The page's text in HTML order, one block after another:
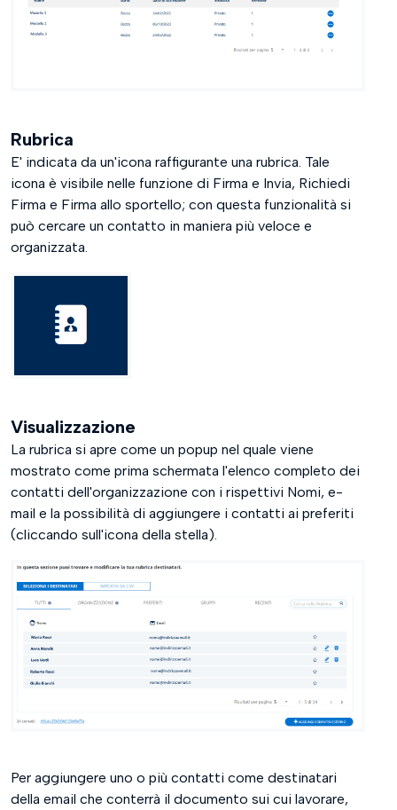
Rubrica
E' indicata da un'icona raffigurante una rubrica. Tale
icona è visibile nelle funzione di Firma e Invia, Richiedi
Firma e Firma allo sportello; con questa funzionalità si
può cercare un contatto in maniera più veloce e
organizzata.
Visualizzazione
La rubrica si apre come un popup nel quale viene
mostrato come prima schermata l'elenco completo dei
contatti dell'organizzazione con i rispettivi Nomi, e-
mail e la possibilità di aggiungere i contatti ai preferiti
(cliccando sull'icona della stella).
Per aggiungere uno o più contatti come destinatari
della email che conterrà il documento sui cui lavorare,